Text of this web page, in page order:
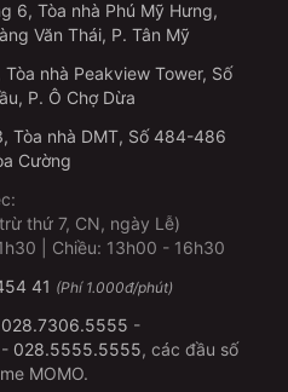
6, Tòa nhà Phú Mỹ Hưng,
Văn Thái, P. Tân Mỹ
nhà Peakview Tower, Số
P. Ô Chợ Dừa
Tòa nhà DMT, Số 484-486
Cường
thứ 7, CN, ngày Lễ)
| Chiều: 13h00 - 16h30
41 (Phí 1.000đ/phút)
028.7306.5555 -
- 028.5555.5555, các đầu số
MOMO.